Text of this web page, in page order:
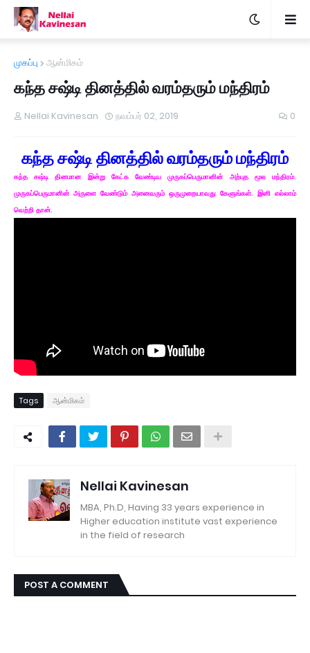
முகப்பு ஆன்மிகம்
கந்த சஷ்டி தினத்தில் வரம்தரும் மந்திரம்
Nellai Kavinesan நவம்பர் 02, 2019 0
கந்த சஷ்டி தினத்தில் வரம்தரும் மந்திரம்
கந்த சஷ்டி தினமான இன்று கேட்க வேண்டிய முருகப்பெருமானின் அற்புத மூல மந்திரம்.
முருகப்பெருமானின் அருளை வேண்டும் அனைவரும் ஒருமுறையாவது கேளுங்கள். இனி எல்லாம்
வெற்றி தான்.
Tags ஆன்மிகம்
Nellai Kavinesan
MBA, Ph.D, Having 33 years experience in
Higher education institute vast experience
in the field of research
POST A COMMENT